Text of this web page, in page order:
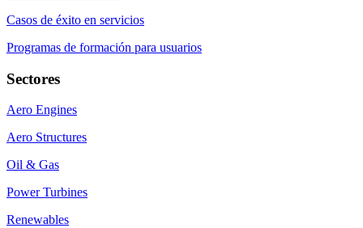
Casos de éxito en servicios
Programas de formación para usuarios
Sectores
Aero Engines
Aero Structures
Oil & Gas
Power Turbines
Renewables